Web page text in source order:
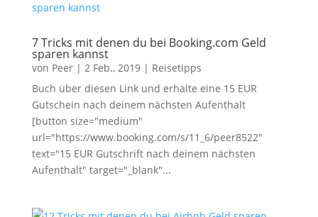
7 Tricks mit denen du bei Booking.com Geld
sparen kannst
von Peer| 2 Feb., 2019| Reisetipps
Buch über diesen Link und erhalte eine 15 EUR
Gutschein nach deinem nächsten Aufenthalt
[button size="medium"
url="https://www.booking.com/s/11_6/peer8522"
text="15 EUR Gutschrift nach deinem nächsten
Aufenthalt" target="_blank"...